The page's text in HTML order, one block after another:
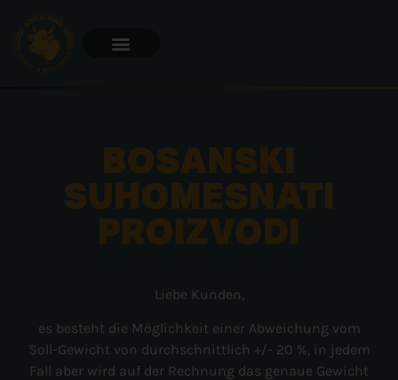
Liebe Kunden,
es besteht die Möglichkeit einer Abweichung vom
Soll-Gewicht von durchschnittlich +/- 20 %, in jedem
Fall aber wird auf der Rechnung das genaue Gewicht